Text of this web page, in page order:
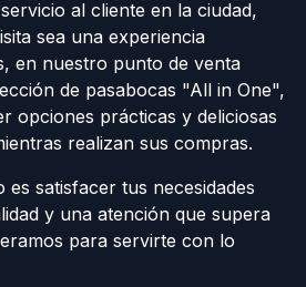
al cliente en la ciudad,
sea una experiencia
en nuestro punto de venta
de pasabocas "All in One",
opciones prácticas y deliciosas
realizan sus compras.
satisfacer tus necesidades
y una atención que supera
para servirte con lo